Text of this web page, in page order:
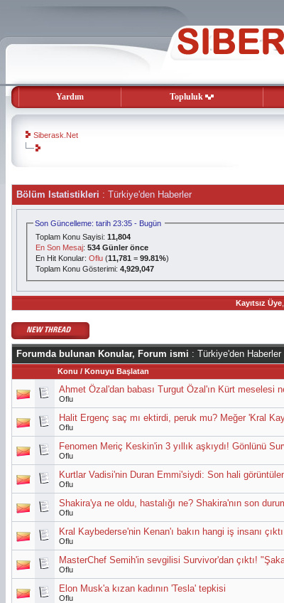
Yardım Topluluk
Siberask.Net
evooli
gaziantep
escort
gaziantep
escort
Bölüm Istatistikleri : Türkiye'den Haberler
Son Güncelleme: tarih 23:35 - Bugün
Toplam Konu Sayisi:11,804
En Son Mesaj:534 Günler önce
En Hit Konular:Oflu (11,781 =99.81%)
Toplam Konu Gösterimi:4,929,047
Kayıtsız Üye
Forumda bulunan Konular, Forum ismi : Türkiye'den Haberler
Konu / Konuyu Başlatan
Ahmet Özal'dan babası Turgut Özal'ın Kürt meselesi
Oflu
Halit Ergenç saç mı ektirdi, peruk mu? Meğer 'Kral
Oflu
Fenomen Meriç Keskin'in 3 yıllık aşkıydı! Gönlünü
Oflu
Kurtlar Vadisi'nin Duran Emmi'siydi: Son hali
Oflu
Shakira'ya ne oldu, hastalığı ne? Shakira'nın son
Oflu
Kral Kaybederse'nin Kenan'ı bakın hangi iş insanı çıktı
Oflu
MasterChef Semih'in sevgilisi Survivor'dan çıktı! "Şaka
Oflu
Elon Musk'a kızan kadının 'Tesla' tepkisi
Oflu